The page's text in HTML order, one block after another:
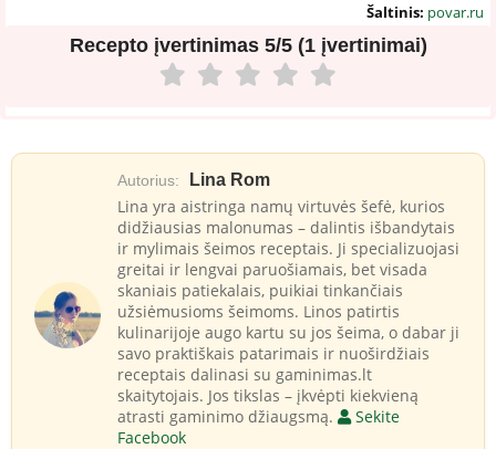
Šaltinis: povar.ru
Recepto įvertinimas 5/5 (1 įvertinimai)
Autorius: Lina Rom
Lina yra aistringa namų virtuvės šefė, kurios
didžiausias malonumas – dalintis išbandytais
ir mylimais šeimos receptais. Ji specializuojasi
greitai ir lengvai paruošiamais, bet visada
skaniais patiekalais, puikiai tinkančiais
užsiėmusioms šeimoms. Linos patirtis
kulinarijoje augo kartu su jos šeima, o dabar ji
savo praktiškais patarimais ir nuoširdžiais
receptais dalinasi su gaminimas.lt
skaitytojais. Jos tikslas – įkvėpti kiekvieną
atrasti gaminimo džiaugsmą.
Sekite
Facebook